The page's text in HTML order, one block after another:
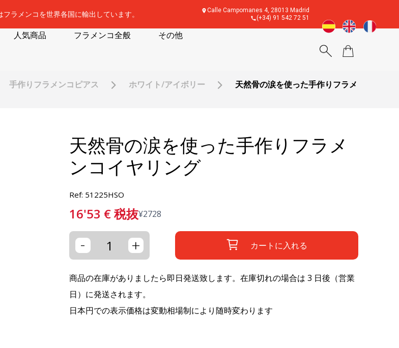
フラメンコを世界各国に輸出しています。
Calle Campomanes 4, 28013 Madrid
(+34) 91 542 72 51
人気商品 フラメンコ全般 その他
手作りフラメンコピアス ホワイト/アイボリー
天然骨の涙を使った手作りフラメ
天然骨の涙を使った手作りフラメ
ンコイヤリング
Ref: 51225HSO
16'53 €税抜¥2728
- + カートに入れる
商品の在庫がありましたら即日発送致します。在庫切れの場合は 3 日後（営業
日）に発送されます。
日本円での表示価格は変動相場制により随時変わります